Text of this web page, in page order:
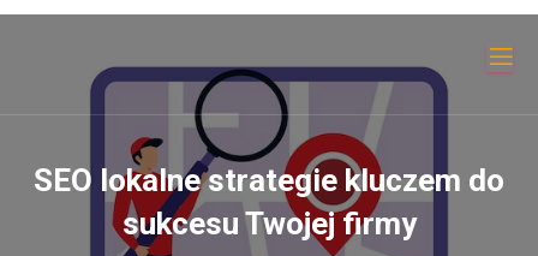
SEO lokalne strategie kluczem do
sukcesu Twojej firmy